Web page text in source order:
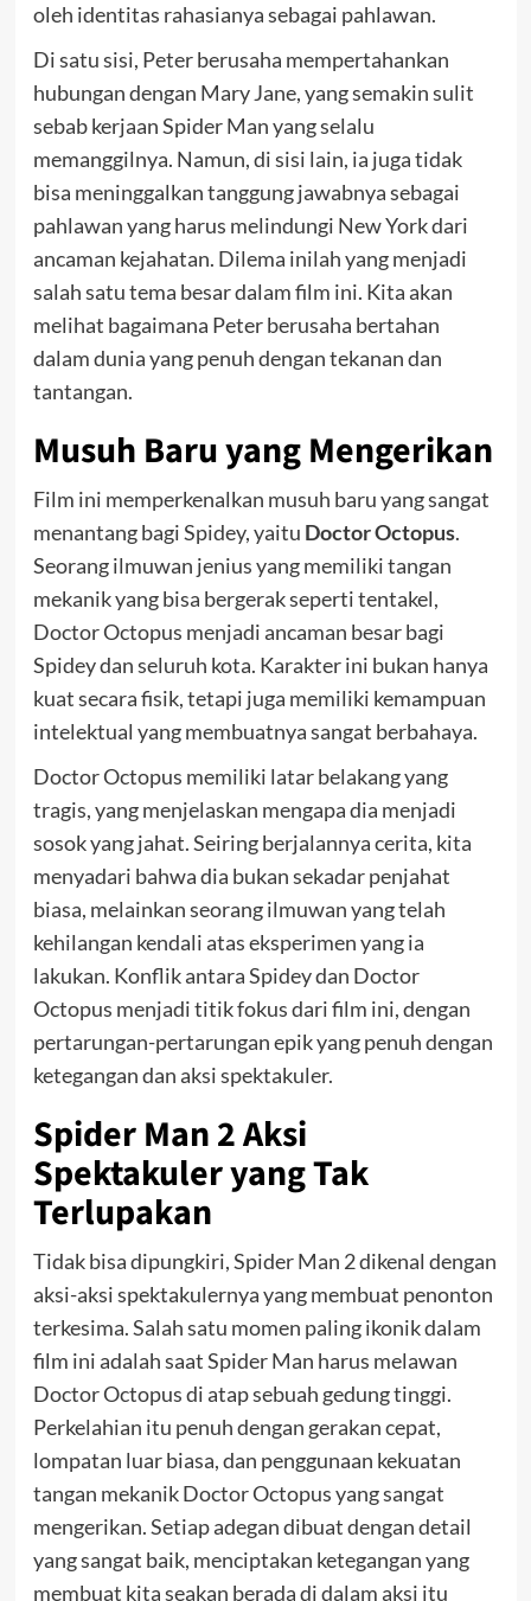
oleh identitas rahasianya sebagai pahlawan.
Di satu sisi, Peter berusaha mempertahankan
hubungan dengan Mary Jane, yang semakin sulit
sebab kerjaan Spider Man yang selalu
memanggilnya. Namun, di sisi lain, ia juga tidak
bisa meninggalkan tanggung jawabnya sebagai
pahlawan yang harus melindungi New York dari
ancaman kejahatan. Dilema inilah yang menjadi
salah satu tema besar dalam film ini. Kita akan
melihat bagaimana Peter berusaha bertahan
dalam dunia yang penuh dengan tekanan dan
tantangan.
Musuh Baru yang Mengerikan
Film ini memperkenalkan musuh baru yang sangat
menantang bagi Spidey, yaitu Doctor Octopus.
Seorang ilmuwan jenius yang memiliki tangan
mekanik yang bisa bergerak seperti tentakel,
Doctor Octopus menjadi ancaman besar bagi
Spidey dan seluruh kota. Karakter ini bukan hanya
kuat secara fisik, tetapi juga memiliki kemampuan
intelektual yang membuatnya sangat berbahaya.
Doctor Octopus memiliki latar belakang yang
tragis, yang menjelaskan mengapa dia menjadi
sosok yang jahat. Seiring berjalannya cerita, kita
menyadari bahwa dia bukan sekadar penjahat
biasa, melainkan seorang ilmuwan yang telah
kehilangan kendali atas eksperimen yang ia
lakukan. Konflik antara Spidey dan Doctor
Octopus menjadi titik fokus dari film ini, dengan
pertarungan-pertarungan epik yang penuh dengan
ketegangan dan aksi spektakuler.
Spider Man 2Aksi
Spektakuler yang Tak
Terlupakan
Tidak bisa dipungkiri, Spider Man 2 dikenal dengan
aksi-aksi spektakulernya yang membuat penonton
terkesima. Salah satu momen paling ikonik dalam
film ini adalah saat Spider Man harus melawan
Doctor Octopus di atap sebuah gedung tinggi.
Perkelahian itu penuh dengan gerakan cepat,
lompatan luar biasa, dan penggunaan kekuatan
tangan mekanik Doctor Octopus yang sangat
mengerikan. Setiap adegan dibuat dengan detail
yang sangat baik, menciptakan ketegangan yang
membuat kita seakan berada di dalam aksi itu